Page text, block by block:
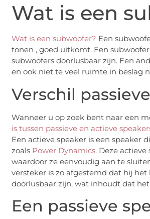
Wat is een
Wat is een subwoofer? Een
tonen , goed uitkomt. Een
subwoofers doorlusbaar zijn. Een
en ook niet te veel ruimte in beslag
Verschil
Wanneer u op zoek bent naar een
is tussen passieve en actieve
Een actieve speaker is een speaker
zoals Power Dynamics. Deze
waardoor ze eenvoudig aan te
versteker is zo afgestemd dat hij het
doorlusbaar zijn, wat inhoudt dat
Een passieve